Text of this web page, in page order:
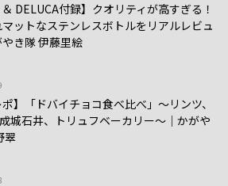
＆ DELUCA付録】クオリティが高すぎる！
ットなステンレスボトルをリアルレビュ
き隊 伊藤里絵
ポ】「ドバイチョコ食べ比べ」～リンツ、
城石井、トリュフベーカリー～｜かがや
翠